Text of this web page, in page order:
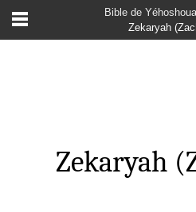
Bible de
Zekaryah
Zekaryah